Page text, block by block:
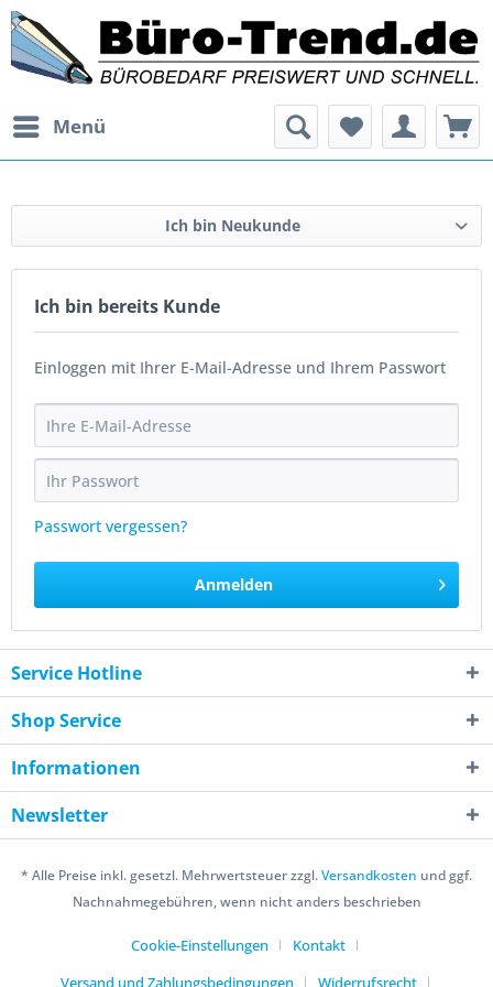
Menü
Ich bin Neukunde
Ich bin bereits Kunde
Einloggen mit Ihrer E-Mail-Adresse und Ihrem Passwort
Passwort vergessen?
Anmelden
Service Hotline
Shop Service
Informationen
Newsletter
* Alle Preise inkl. gesetzl. Mehrwertsteuer zzgl.Versandkosten und ggf.
Nachnahmegebühren, wenn nicht anders beschrieben
Cookie-Einstellungen
Kontakt
Versand und Zahlungsbedingungen
Widerrufsrecht